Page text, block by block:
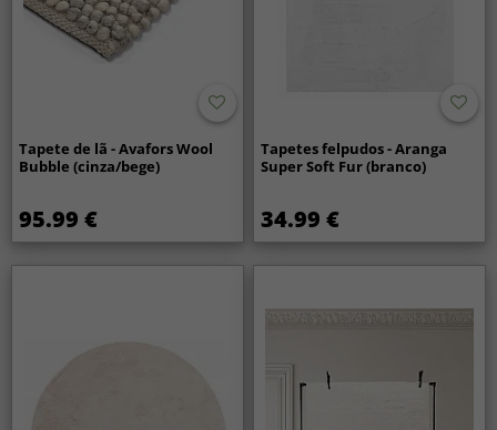
Tapete de lã - Avafors Wool
Bubble (cinza/bege)
95.99 €
Tapetes felpudos - Aranga
Super Soft Fur (branco)
34.99 €